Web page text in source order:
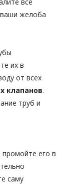
желоба
их в
от всех
клапанов.
труб и
его в
саму